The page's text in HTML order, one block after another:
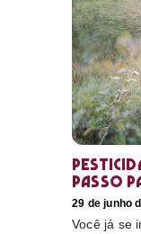
passo
29 de junho
Você já se